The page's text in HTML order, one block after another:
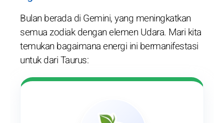
Bulan berada di Gemini, yang meningkatkan
semua zodiak dengan elemen Udara. Mari kita
temukan bagaimana energi ini bermanifestasi
untuk dari Taurus: